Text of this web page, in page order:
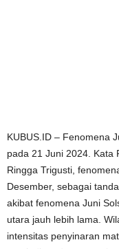
KUBUS.ID – Fenomena
pada 21 Juni 2024. Kata
Ringga Trigusti,
Desember, sebagai
akibat fenomena Juni
utara jauh lebih lama.
intensitas penyinaran